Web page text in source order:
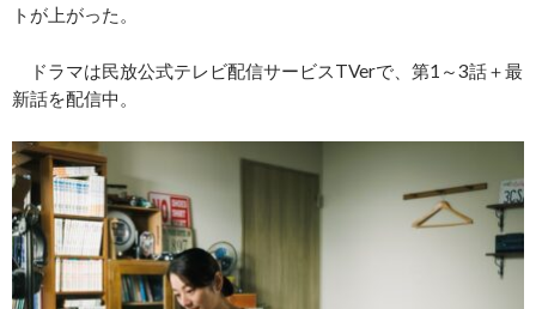
トが上がった。
ドラマは民放公式テレビ配信サービスTVerで、第1～3話＋最
新話を配信中。